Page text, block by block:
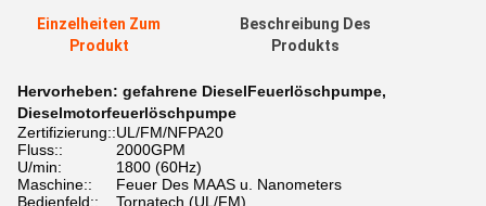
Einzelheiten Zum
Produkt
Beschreibung Des
Produkts
Hervorheben: gefahrene DieselFeuerlöschpumpe,
Dieselmotorfeuerlöschpumpe
Zertifizierung::UL/FM/NFPA20
Fluss::
2000GPM
U/min:
1800 (60Hz)
Maschine::
Feuer Des MAAS u. Nanometers
Bedienfeld::
Tornatech (UL/FM)